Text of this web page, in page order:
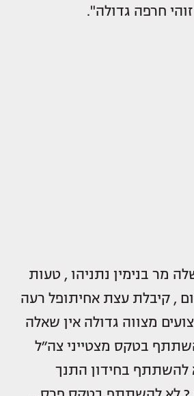
מר בנימין נתניהו , טעות
, קיבלת עצת אחיתופל רעה
מצווה גדולה אין שאלה
בטקס מצטייני צה״ל
להשתתף בחידון התנך